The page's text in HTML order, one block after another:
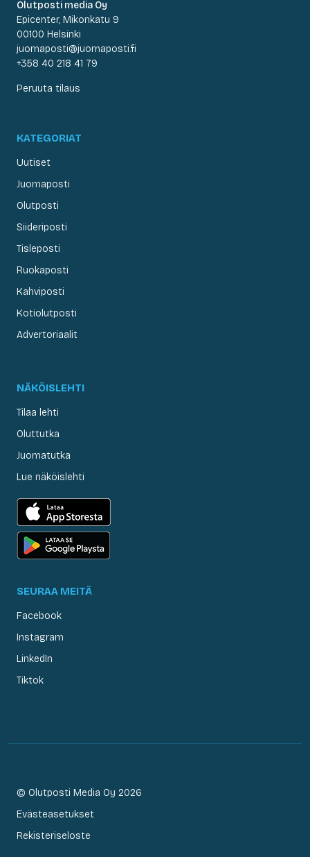
Olutposti media Oy
Epicenter, Mikonkatu 9
00100 Helsinki
juomaposti@juomaposti.fi
+358 40 218 41 79
Peruuta tilaus
KATEGORIAT
Uutiset
Juomaposti
Olutposti
Siideriposti
Tisleposti
Ruokaposti
Kahviposti
Kotiolutposti
Advertoriaalit
NÄKÖISLEHTI
Tilaa lehti
Oluttutka
Juomatutka
Lue näköislehti
SEURAA MEITÄ
Facebook
Instagram
LinkedIn
Tiktok
© Olutposti Media Oy 2026
Evästeasetukset
Rekisteriseloste